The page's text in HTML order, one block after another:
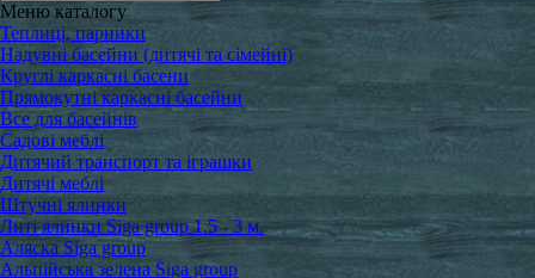
Меню каталогу
Теплиці, парники
Надувні басейни (дитячі та сімейні)
Круглі каркасні басени
Прямокутні каркасні басейни
Все для басейнів
Садові меблі
Дитячий транспорт та іграшки
Дитячі меблі
Штучні ялинки
Литі ялинки Siga group 1.5 - 3 м.
Аляска Siga group
Альпійська зелена Siga group